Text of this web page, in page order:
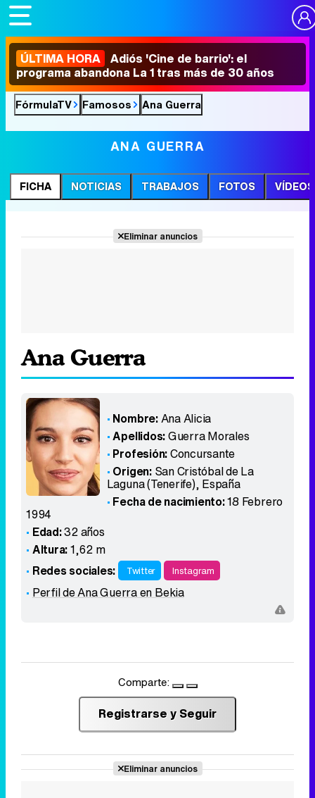
ÚLTIMA HORA Adiós 'Cine de barrio': el
programa abandona La 1 tras más de 30 años
FórmulaTV Famosos Ana Guerra
ANA GUERRA
FICHA NOTICIAS TRABAJOS FOTOS VÍDEOS
Eliminar anuncios
Ana Guerra
Nombre:Ana Alicia
Apellidos:Guerra Morales
Profesión:Concursante
Origen: San Cristóbal de La
Laguna (Tenerife), España
Fecha de nacimiento:18 Febrero
1994
Edad:32 años
Altura:1,62 m
Redes sociales:
Twitter Instagram
Perfil de Ana Guerra en Bekia
Comparte:
Registrarse y Seguir
Eliminar anuncios